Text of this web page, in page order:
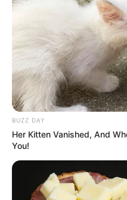
Daftar isi
Biodata & Profil
Nama Lengkap: Sofía
Nama Panggung: Sofia
Nama Panggilan:Sofia
Tempat Tanggal Lahir: Fort
Serikat, 10 April 1993
Kewarganegaraan: Amerika
Pendidikan:
BUZZ DAY
Her Kitten Vanished, And
You!